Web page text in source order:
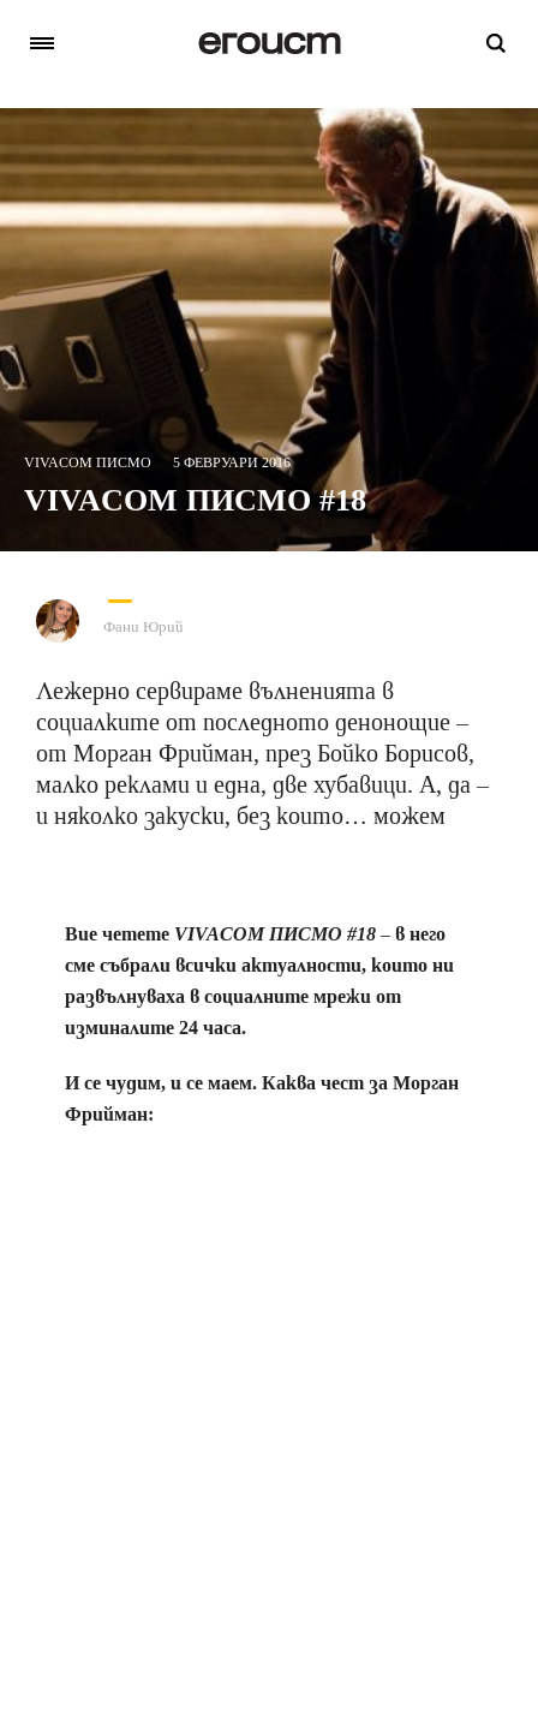
VIVACOM ПИСМО 5 ФЕВРУАРИ 2016
VIVACOM ПИСМО #18
Фани Юрий
Лежерно сервираме вълненията в
социалките от последното денонощие –
от Морган Фрийман, през Бойко Борисов,
малко реклами и една, две хубавици. А, да –
и няколко закуски, без които… можем
Вие четете VIVACOM ПИСМО #18– в него
сме събрали всички актуалности, които ни
развълнуваха в социалните мрежи от
изминалите 24 часа.
И се чудим, и се маем. Каква чест за Морган
Фрийман: